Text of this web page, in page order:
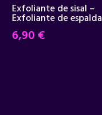
Exfoliante de sisal –
Exfoliante de espalda
6,90€